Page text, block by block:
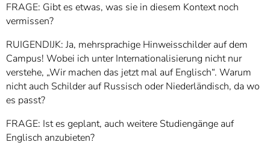
FRAGE: Gibt es etwas, was sie in diesem Kontext noch
vermissen?
RUIGENDIJK: Ja, mehrsprachige Hinweisschilder auf dem
Campus! Wobei ich unter Internationalisierung nicht nur
verstehe, „Wir machen das jetzt mal auf Englisch“. Warum
nicht auch Schilder auf Russisch oder Niederländisch, da wo
es passt?
FRAGE: Ist es geplant, auch weitere Studiengänge auf
Englisch anzubieten?